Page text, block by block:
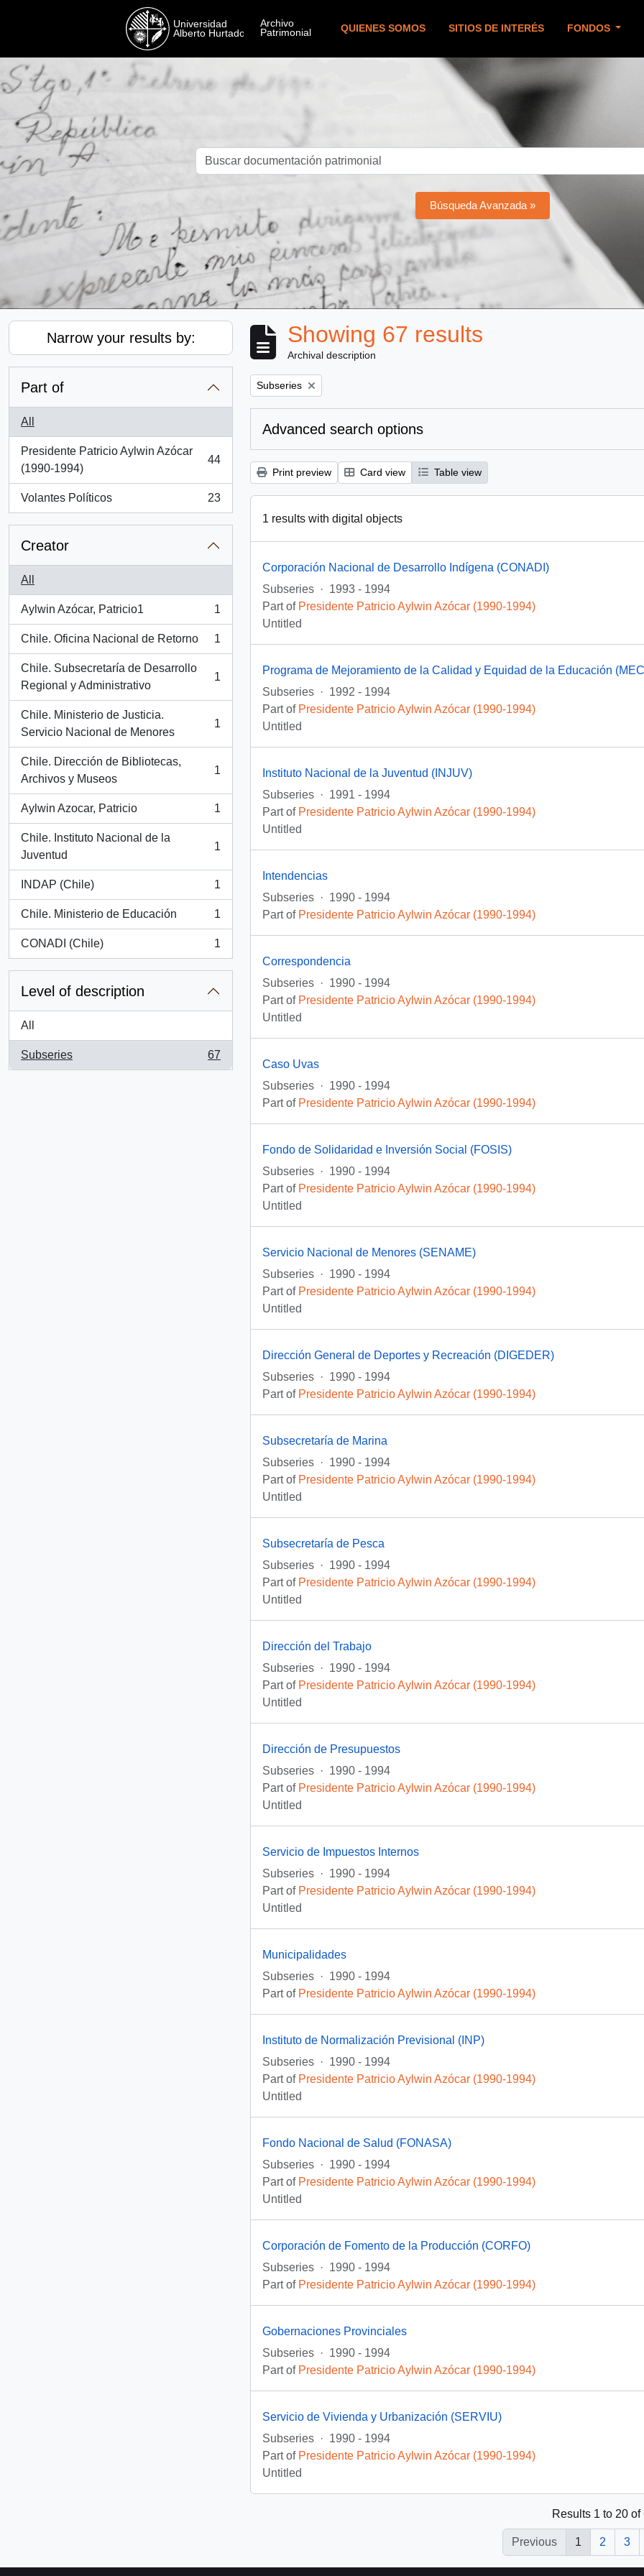
QUIENES SOMOS SITIOS DE INTERÉS FONDOS
Búsqueda Avanzada »
Narrow your results by:
Part of
All
Presidente Patricio Aylwin Azócar
(1990-1994)
, 44 results
44
Volantes Políticos
, 23 results
23
Creator
All
Aylwin Azócar, Patricio1
, 1 results
1
Chile. Oficina Nacional de Retorno
, 1 results
1
Chile. Subsecretaría de Desarrollo
Regional y Administrativo
, 1 results
1
Chile. Ministerio de Justicia.
Servicio Nacional de Menores
, 1 results
1
Chile. Dirección de Bibliotecas,
Archivos y Museos
, 1 results
1
Aylwin Azocar, Patricio
, 1 results
1
Chile. Instituto Nacional de la
Juventud
, 1 results
1
INDAP (Chile)
, 1 results
1
Chile. Ministerio de Educación
, 1 results
1
CONADI (Chile)
, 1 results
1
Level of description
All
Subseries
, 67 results
67
Showing 67 results
Archival description
Remove filter:
Subseries
Advanced search options
Print preview Card view Table view
1 results with digital objects
Corporación Nacional de Desarrollo Indígena (CONADI)
Subseries · 1993 - 1994
Part of Presidente Patricio Aylwin Azócar (1990-1994)
Untitled
Programa de Mejoramiento de la Calidad y Equidad de la Educación
Subseries · 1992 - 1994
Part of Presidente Patricio Aylwin Azócar (1990-1994)
Untitled
Instituto Nacional de la Juventud (INJUV)
Subseries · 1991 - 1994
Part of Presidente Patricio Aylwin Azócar (1990-1994)
Untitled
Intendencias
Subseries · 1990 - 1994
Part of Presidente Patricio Aylwin Azócar (1990-1994)
Correspondencia
Subseries · 1990 - 1994
Part of Presidente Patricio Aylwin Azócar (1990-1994)
Untitled
Caso Uvas
Subseries · 1990 - 1994
Part of Presidente Patricio Aylwin Azócar (1990-1994)
Fondo de Solidaridad e Inversión Social (FOSIS)
Subseries · 1990 - 1994
Part of Presidente Patricio Aylwin Azócar (1990-1994)
Untitled
Servicio Nacional de Menores (SENAME)
Subseries · 1990 - 1994
Part of Presidente Patricio Aylwin Azócar (1990-1994)
Untitled
Dirección General de Deportes y Recreación (DIGEDER)
Subseries · 1990 - 1994
Part of Presidente Patricio Aylwin Azócar (1990-1994)
Subsecretaría de Marina
Subseries · 1990 - 1994
Part of Presidente Patricio Aylwin Azócar (1990-1994)
Untitled
Subsecretaría de Pesca
Subseries · 1990 - 1994
Part of Presidente Patricio Aylwin Azócar (1990-1994)
Untitled
Dirección del Trabajo
Subseries · 1990 - 1994
Part of Presidente Patricio Aylwin Azócar (1990-1994)
Untitled
Dirección de Presupuestos
Subseries · 1990 - 1994
Part of Presidente Patricio Aylwin Azócar (1990-1994)
Untitled
Servicio de Impuestos Internos
Subseries · 1990 - 1994
Part of Presidente Patricio Aylwin Azócar (1990-1994)
Untitled
Municipalidades
Subseries · 1990 - 1994
Part of Presidente Patricio Aylwin Azócar (1990-1994)
Instituto de Normalización Previsional (INP)
Subseries · 1990 - 1994
Part of Presidente Patricio Aylwin Azócar (1990-1994)
Untitled
Fondo Nacional de Salud (FONASA)
Subseries · 1990 - 1994
Part of Presidente Patricio Aylwin Azócar (1990-1994)
Untitled
Corporación de Fomento de la Producción (CORFO)
Subseries · 1990 - 1994
Part of Presidente Patricio Aylwin Azócar (1990-1994)
Gobernaciones Provinciales
Subseries · 1990 - 1994
Part of Presidente Patricio Aylwin Azócar (1990-1994)
Servicio de Vivienda y Urbanización (SERVIU)
Subseries · 1990 - 1994
Part of Presidente Patricio Aylwin Azócar (1990-1994)
Untitled
Results 1 to 20 of
Previous 1 2 3